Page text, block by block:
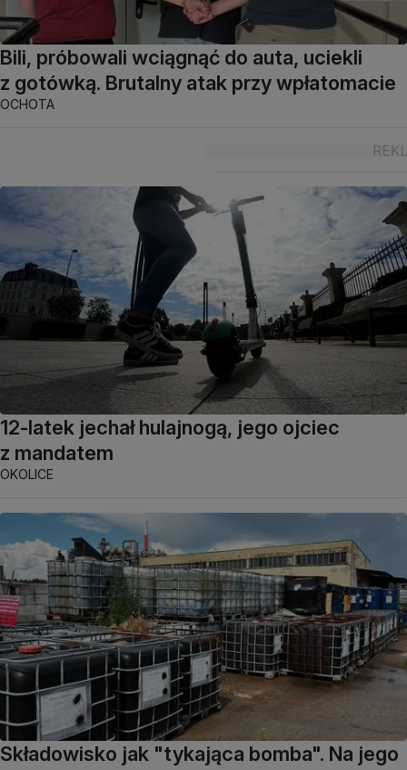
Bili, próbowali wciągnąć do auta, uciekli
z gotówką. Brutalny atak przy wpłatomacie
OCHOTA
12-latek jechał hulajnogą, jego ojciec
z mandatem
OKOLICE
Składowisko jak "tykająca bomba". Na jego